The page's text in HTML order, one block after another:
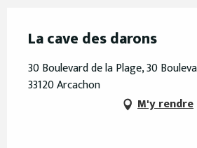
La cave des darons
30 Boulevard de la Plage, 30
33120 Arcachon
M'y rendre